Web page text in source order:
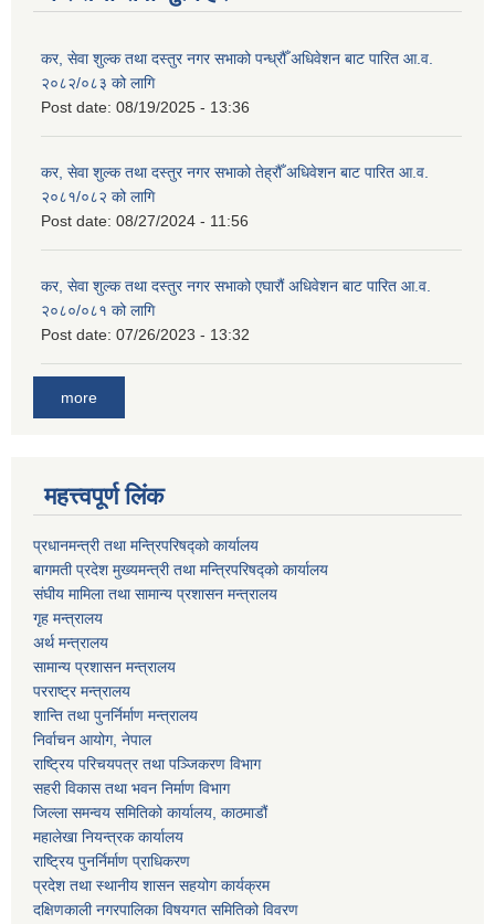
कर, सेवा शुल्क तथा दस्तुर नगर सभाको पन्ध्रौँ अधिवेशन बाट पारित आ.व.
२०८२/०८३ को लागि
Post date: 08/19/2025 - 13:36
कर, सेवा शुल्क तथा दस्तुर नगर सभाको तेह्रौँ अधिवेशन बाट पारित आ.व.
२०८१/०८२ को लागि
Post date: 08/27/2024 - 11:56
कर, सेवा शुल्क तथा दस्तुर नगर सभाको एघारौं अधिवेशन बाट पारित आ.व.
२०८०/०८१ को लागि
Post date: 07/26/2023 - 13:32
more
महत्त्वपूर्ण लिंक
प्रधानमन्त्री तथा मन्त्रिपरिषद्को कार्यालय
बागमती प्रदेश मुख्यमन्त्री तथा मन्त्रिपरिषद्को कार्यालय
संघीय मामिला तथा सामान्य प्रशासन मन्त्रालय
गृह मन्त्रालय
अर्थ मन्त्रालय
सामान्य प्रशासन मन्त्रालय
परराष्ट्र मन्त्रालय
शान्ति तथा पुनर्निर्माण मन्त्रालय
निर्वाचन आयोग, नेपाल
राष्ट्रिय परिचयपत्र तथा पञ्जिकरण विभाग
सहरी विकास तथा भवन निर्माण विभाग
जिल्ला समन्वय समितिको कार्यालय, काठमाडौं
महालेखा नियन्त्रक कार्यालय
राष्ट्रिय पुनर्निर्माण प्राधिकरण
प्रदेश तथा स्थानीय शासन सहयोग कार्यक्रम
दक्षिणकाली नगरपालिका विषयगत समितिको विवरण